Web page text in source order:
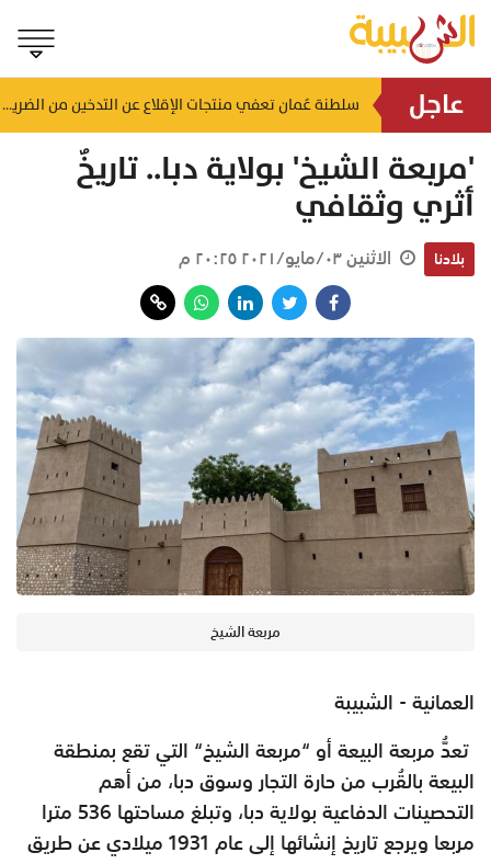
عاجل منذ ساعة سلطنة عُمان تعفي منتجات الإقلاع عن التدخين من الضريبة
'مربعة الشيخ' بولاية دبا.. تاريخٌ
أثري وثقافي
بلادنا الاثنين ٠٣/مايو/٢٠٢١ ٢٠:٢٥ م
مربعة الشيخ
العمانية - الشبيبة
تعدُّ مربعة البيعة أو “مربعة الشيخ“ التي تقعبمنطقة
البيعة بالقُرب من حارة التجار وسوق دبا، من أهم
التحصينات
الدفاعية بولاية دبا، وتبلغ مساحتها 536 مترا
مربعا ويرجع تاريخ إنشائها
إلى عام 1931 ميلادي عن طريق